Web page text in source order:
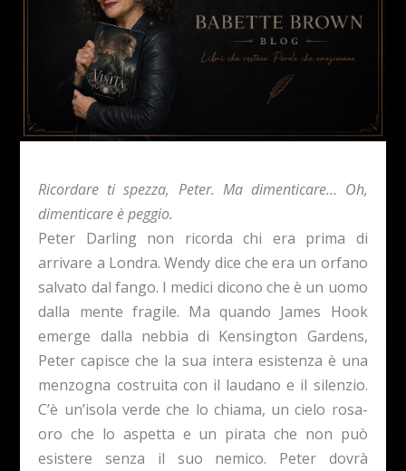
Ricordare ti spezza, Peter. Ma dimenticare… Oh,
dimenticare è peggio.
Peter Darling non ricorda chi era prima di
arrivare a Londra. Wendy dice che era un orfano
salvato dal fango. I medici dicono che è un uomo
dalla mente fragile. Ma quando James Hook
emerge dalla nebbia di Kensington Gardens,
Peter capisce che la sua intera esistenza è una
menzogna costruita con il laudano e il silenzio.
C’è un’isola verde che lo chiama, un cielo rosa-
oro che lo aspetta e un pirata che non può
esistere senza il suo nemico. Peter dovrà